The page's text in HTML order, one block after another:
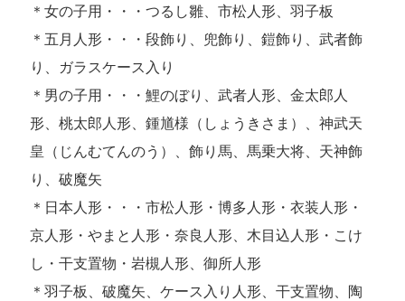
＊女の子用・・・つるし雛、市松人形、羽子板
＊五月人形・・・段飾り、兜飾り、鎧飾り、武者飾
り、ガラスケース入り
＊男の子用・・・鯉のぼり、武者人形、金太郎人
形、桃太郎人形、鍾馗様（しょうきさま）、神武天
皇（じんむてんのう）、飾り馬、馬乗大将、天神飾
り、破魔矢
＊日本人形・・・市松人形・博多人形・衣装人形・
京人形・やまと人形・奈良人形、木目込人形・こけ
し・干支置物・岩槻人形、御所人形
＊羽子板、破魔矢、ケース入り人形、干支置物、陶